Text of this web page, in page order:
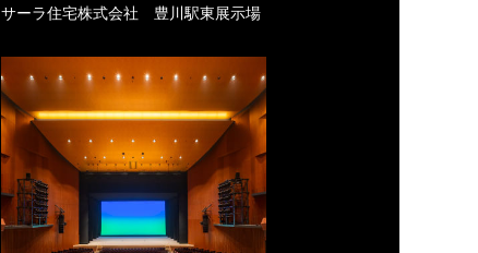
サーラ住宅株式会社 豊川駅東展示場